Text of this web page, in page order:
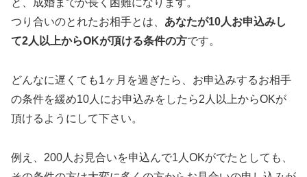
と、成婚までが長く困難になります。
つり合いのとれたお相手とは、 あなたが10人お申込みし
て2人以上からOKが頂ける条件の方です。
どんなに遅くても1ヶ月を過ぎたら、お申込みするお相手
の条件を緩め10人にお申込みをしたら2人以上からOKが
頂けるようにして下さい。
例え、200人お見合いを申込んで1人OKがでたとしても、